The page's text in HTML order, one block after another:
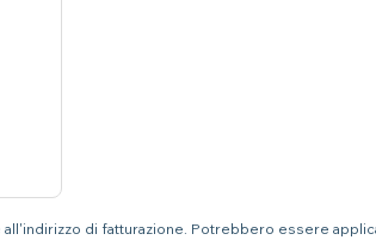
di fatturazione. Potrebbero essere